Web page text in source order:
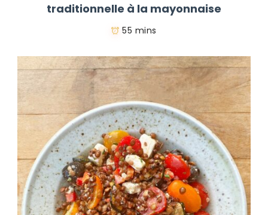
traditionnelle à la mayonnaise
55 mins